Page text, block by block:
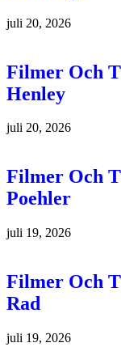
juli 20, 2026
Filmer Och
Henley
juli 20, 2026
Filmer Och
Poehler
juli 19, 2026
Filmer Och
Rad
juli 19, 2026